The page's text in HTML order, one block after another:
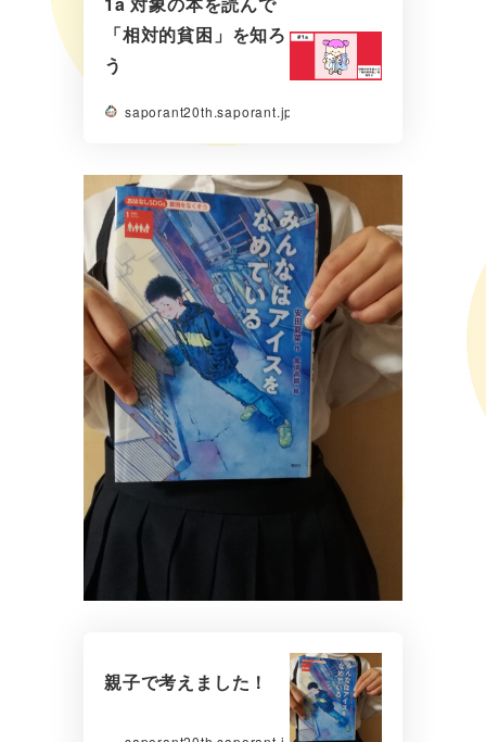
「相対的貧困」を知ろ
う
saporant20th.saporant.jp
親子で考えました！